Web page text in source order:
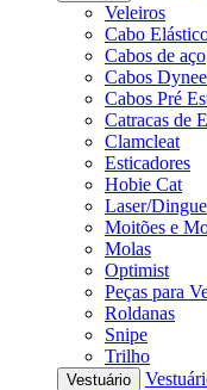
Veleiros
Cabo
Cabos de aço
Cabos
Cabos Pré
Catracas de
Clamcleat
Esticadores
Hobie Cat
Laser/Dingue
Moitões e
Molas
Optimist
Peças para
Roldanas
Snipe
Trilho
Vestuário